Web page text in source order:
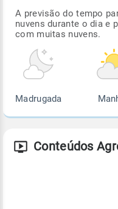
A previsão do tempo
nuvens durante o dia e
com muitas nuvens.
Madrugada
Conteúdos